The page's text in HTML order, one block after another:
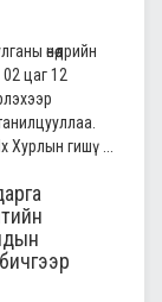
өнөөдрийн
цаг 12
гишү ...